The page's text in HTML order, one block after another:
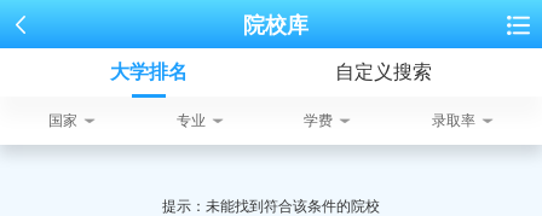
院校库
大学排名 自定义搜索
国家 专业 学费 录取率
提示：未能找到符合该条件的院校